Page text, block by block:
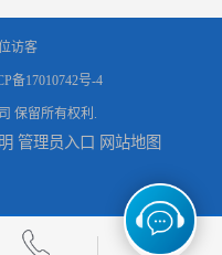
连云港分类垃圾桶生产厂 连云港塑料垃圾桶 制品厂 连云港景区垃圾桶定做
访客
备17010742号-4
保留所有权利.
管理员入口 网站地图